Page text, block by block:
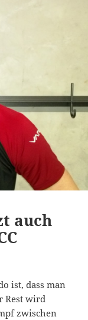
auch
ist, dass man
Rest wird
zwischen